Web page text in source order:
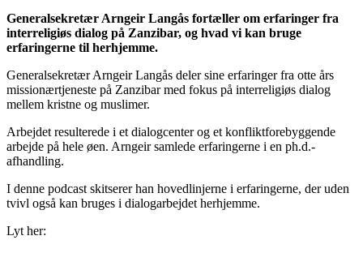
Generalsekretær Arngeir Langås fortæller om erfaringer fra
interreligiøs dialog på Zanzibar, og hvad vi kan bruge
erfaringerne til herhjemme.
Generalsekretær Arngeir Langås deler sine erfaringer fra otte års
missionærtjeneste på Zanzibar med fokus på interreligiøs dialog
mellem kristne og muslimer.
Arbejdet resulterede i et dialogcenter og et konfliktforebyggende
arbejde på hele øen. Arngeir samlede erfaringerne i en ph.d.-
afhandling.
I denne podcast skitserer han hovedlinjerne i erfaringerne, der uden
tvivl også kan bruges i dialogarbejdet herhjemme.
Lyt her: